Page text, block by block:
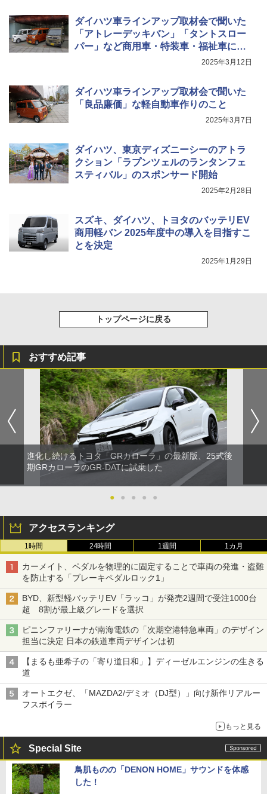
ダイハツ車ラインアップ取材会で聞いた
「アトレーデッキバン」「タントスロー
パー」など商用車・特装車・福祉車に込
2025年3月12日
ダイハツ車ラインアップ取材会で聞いた
「良品廉価」な軽自動車作りのこと
2025年3月7日
ダイハツ、東京ディズニーシーのアトラ
クション「ラプンツェルのランタンフェ
スティバル」のスポンサード開始
2025年2月28日
スズキ、ダイハツ、トヨタのバッテリEV
商用軽バン 2025年度中の導入を目指すこ
とを決定
2025年1月29日
トップページに戻る
おすすめ記事
進化し続けるトヨタ「GRカローラ」の最新版、25式後
期GRカローラのGR-DATに試乗した
● ● ● ● ●
アクセスランキング
1時間 24時間 1週間 1カ月
カーメイト、ペダルを物理的に固定することで車両の発進・盗難
を防止する「ブレーキペダルロック1」
BYD、新型軽バッテリEV「ラッコ」が発売2週間で受注1000台
超 8割が最上級グレードを選択
ピニンファリーナが南海電鉄の「次期空港特急車両」のデザイン
担当に決定 日本の鉄道車両デザインは初
【まるも亜希子の「寄り道日和」】ディーゼルエンジンの生きる
道
オートエクゼ、「MAZDA2/デミオ（DJ型）」向け新作リアルー
フスポイラー
もっと見る
Special Site
鳥肌ものの「DENON HOME」サウンドを体感
した！